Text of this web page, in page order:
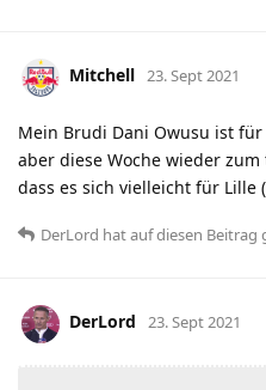
Mitchell 23. Sept 2021
Mein Brudi Dani Owusu ist
aber diese Woche wieder
dass es sich vielleicht für Lille
DerLord hatauf diesen
DerLord 23. Sept 2021